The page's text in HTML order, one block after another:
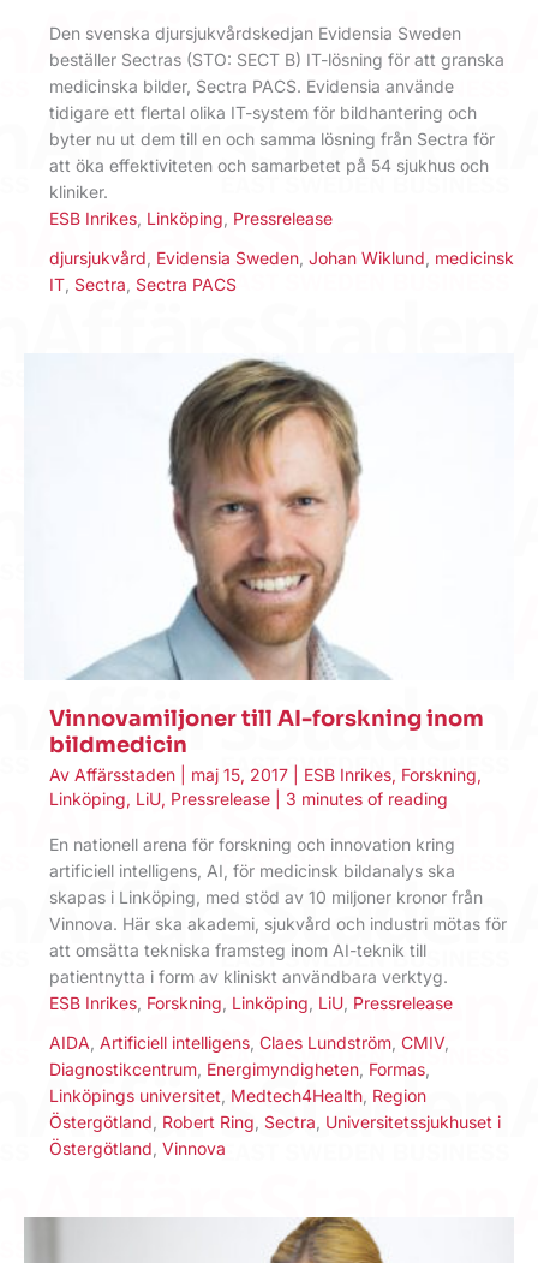
Den svenska djursjukvårdskedjan Evidensia Sweden
beställer Sectras (STO: SECT B) IT-lösning för att granska
medicinska bilder, Sectra PACS. Evidensia använde
tidigare ett flertal olika IT-system för bildhantering och
byter nu ut dem till en och samma lösning från Sectra för
att öka effektiviteten och samarbetet på 54 sjukhus och
kliniker.
ESB Inrikes Linköping Pressrelease
djursjukvård Evidensia Sweden Johan Wiklund medicinsk
IT Sectra Sectra PACS
Vinnovamiljoner till AI-forskning inom
bildmedicin
Av Affärsstaden maj 15, 2017 ESB Inrikes, Forskning,
Linköping, LiU, Pressrelease 3 minutes of reading
En nationell arena för forskning och innovation kring
artificiell intelligens, AI, för medicinsk bildanalys ska
skapas i Linköping, med stöd av 10 miljoner kronor från
Vinnova. Här ska akademi, sjukvård och industri mötas för
att omsätta tekniska framsteg inom AI-teknik till
patientnytta i form av kliniskt användbara verktyg.
ESB Inrikes Forskning Linköping LiU Pressrelease
AIDA Artificiell intelligens Claes Lundström CMIV
Diagnostikcentrum Energimyndigheten Formas
Linköpings universitet Medtech4Health Region
Östergötland Robert Ring Sectra Universitetssjukhuset i
Östergötland Vinnova